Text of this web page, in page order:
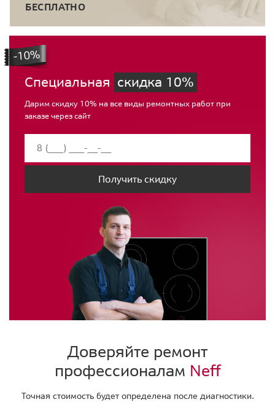
БЕСПЛАТНО
Специальная скидка 10%
Дарим скидку 10% на все виды ремонтных работ при
заказе через сайт
Получить скидку
Доверяйте ремонт
профессионалам Neff
Точная стоимость будет определена после диагностики.